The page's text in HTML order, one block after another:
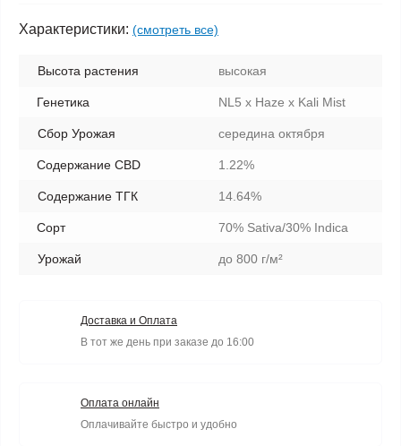
Характеристики: (смотреть все)
Высота растения высокая
Генетика NL5 x Haze x Kali Mist
Сбор Урожая середина октября
Содержание CBD 1.22%
Содержание ТГК 14.64%
Сорт 70% Sativa/30% Indica
Урожай до 800 г/м²
Доставка и Оплата
В тот же день при заказе до 16:00
Оплата онлайн
Оплачивайте быстро и удобно